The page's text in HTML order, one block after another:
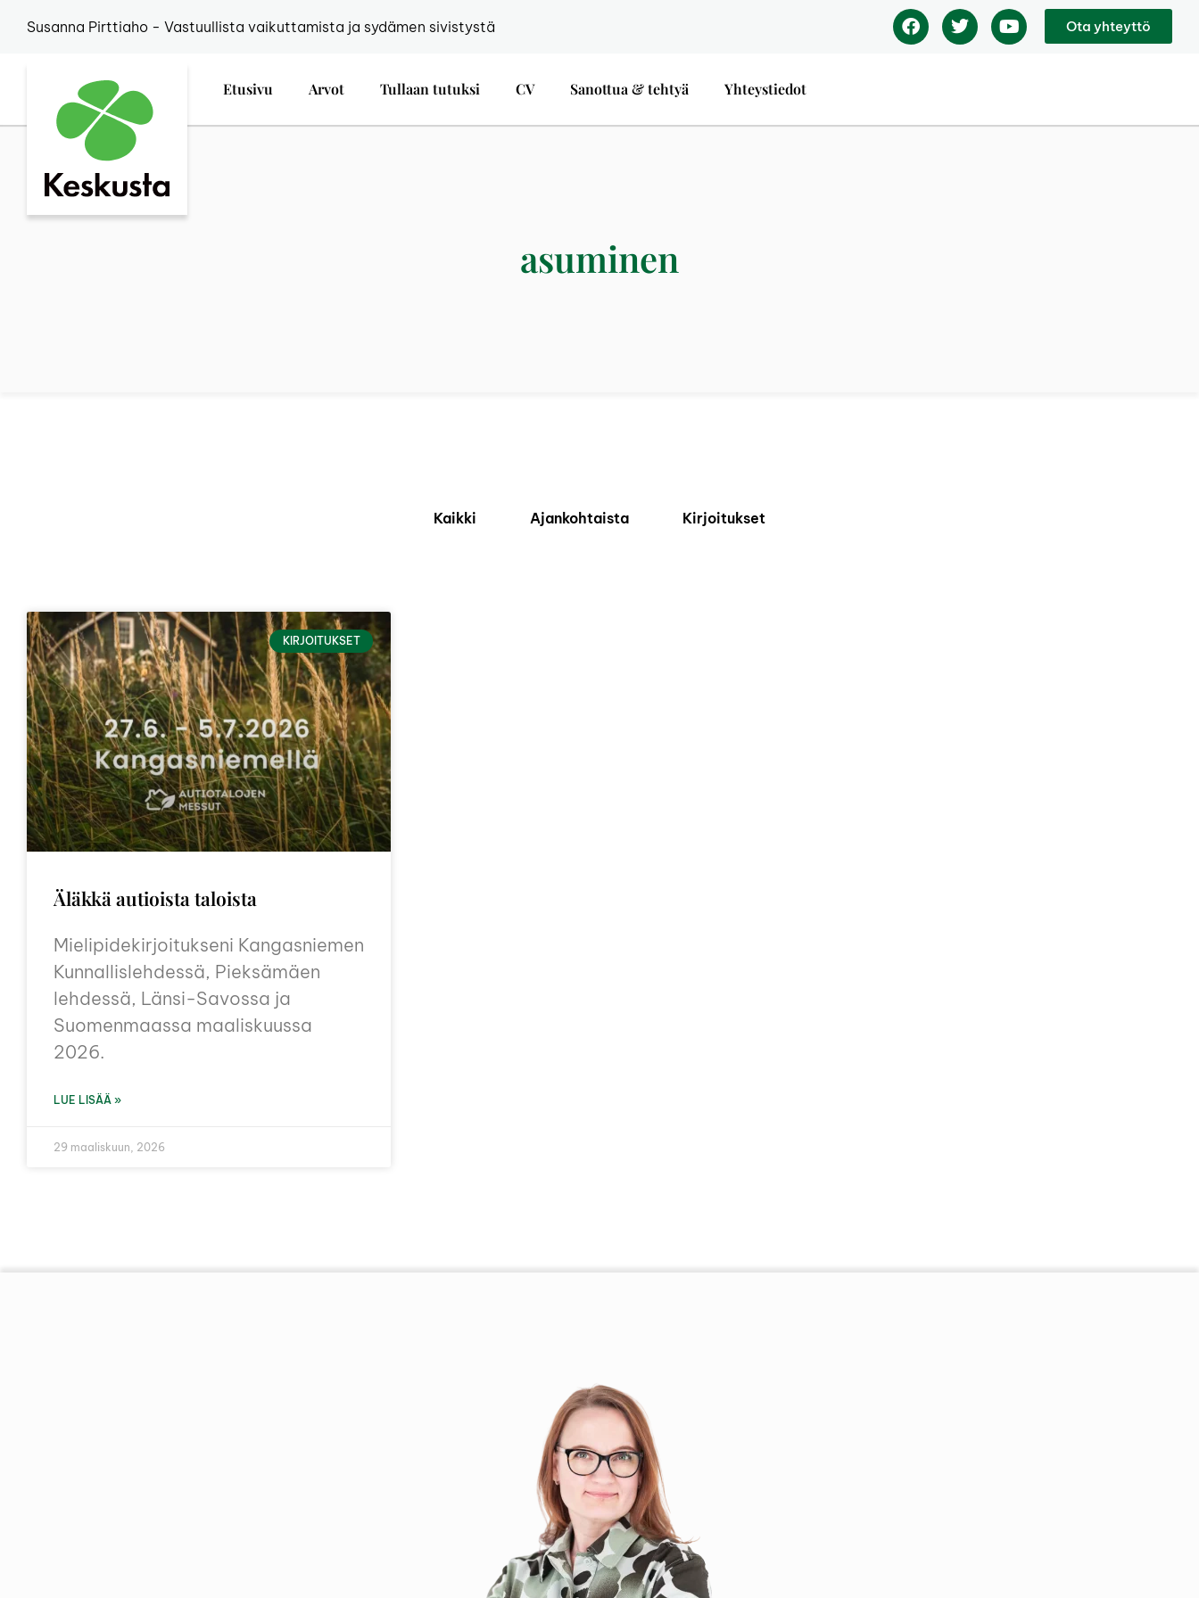
Susanna Pirttiaho - Vastuullista vaikuttamista ja sydämen sivistystä Ota yhteyttö
Etusivu Arvot Tullaan tutuksi CV Sanottua & tehtyä Yhteystiedot
asuminen
Kaikki Ajankohtaista Kirjoitukset
KIRJOITUKSET
Äläkkä autioista taloista
Mielipidekirjoitukseni Kangasniemen
Kunnallislehdessä, Pieksämäen
lehdessä, Länsi-Savossa ja
Suomenmaassa maaliskuussa
2026.
LUE LISÄÄ »
29 maaliskuun, 2026